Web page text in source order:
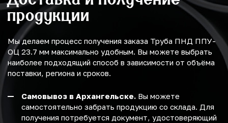
продукции
Мы делаем процесс получения заказа Труба ПНД ППУ-
ОЦ 23.7 мм максимально удобным. Вы можете выбрать
наиболее подходящий способ в зависимости от объёма
поставки, региона и сроков.
Самовывоз в Архангельске. Вы можете
самостоятельно забрать продукцию со склада. Для
получения потребуется документ, удостоверяющий